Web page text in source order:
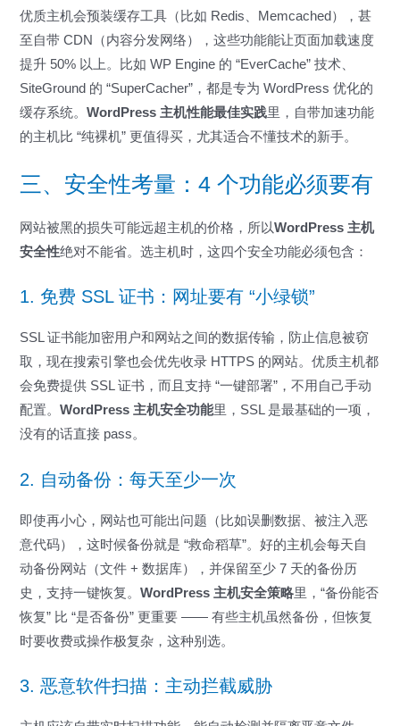
优质主机会预装缓存工具（比如 Redis、Memcached），甚
至自带 CDN（内容分发网络），这些功能能让页面加载速度
提升 50% 以上。比如 WP Engine 的 “EverCache” 技术、
SiteGround 的 “SuperCacher”，都是专为 WordPress 优化的
缓存系统。WordPress 主机性能最佳实践里，自带加速功能
的主机比 “纯裸机” 更值得买，尤其适合不懂技术的新手。
三、安全性考量：4 个功能必须要有
网站被黑的损失可能远超主机的价格，所以WordPress 主机
安全性绝对不能省。选主机时，这四个安全功能必须包含：
1. 免费 SSL 证书：网址要有 “小绿锁”
SSL 证书能加密用户和网站之间的数据传输，防止信息被窃
取，现在搜索引擎也会优先收录 HTTPS 的网站。优质主机都
会免费提供 SSL 证书，而且支持 “一键部署”，不用自己手动
配置。WordPress 主机安全功能里，SSL 是最基础的一项，
没有的话直接 pass。
2. 自动备份：每天至少一次
即使再小心，网站也可能出问题（比如误删数据、被注入恶
意代码），这时候备份就是 “救命稻草”。好的主机会每天自
动备份网站（文件 + 数据库），并保留至少 7 天的备份历
史，支持一键恢复。WordPress 主机安全策略里，“备份能否
恢复” 比 “是否备份” 更重要 —— 有些主机虽然备份，但恢复
时要收费或操作极复杂，这种别选。
3. 恶意软件扫描：主动拦截威胁